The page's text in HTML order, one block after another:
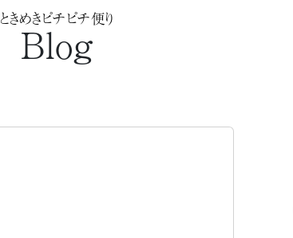
ときめきピチピチ便り
Blog